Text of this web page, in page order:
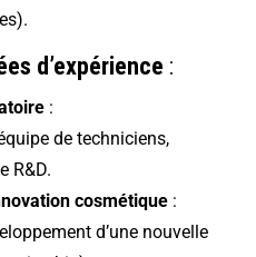
d’expérience :
:
de techniciens,
R&D.
cosmétique :
d’une nouvelle